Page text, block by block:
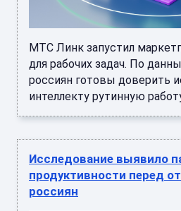
МТС Линк запустил
для рабочих задач. По
россиян готовы доверить
интеллекту рутинную
Исследование выявило
продуктивности перед
россиян